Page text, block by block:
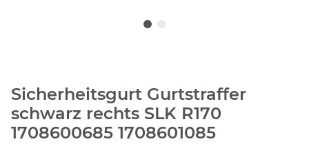
Sicherheitsgurt Gurtstraffer
schwarz rechts SLK R170
1708600685 1708601085